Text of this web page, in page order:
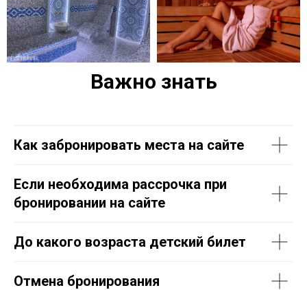
Важно знать
Как забронировать места на сайте
Если необходима рассрочка при
бронировании на сайте
До какого возраста детский билет
Отмена бронирования